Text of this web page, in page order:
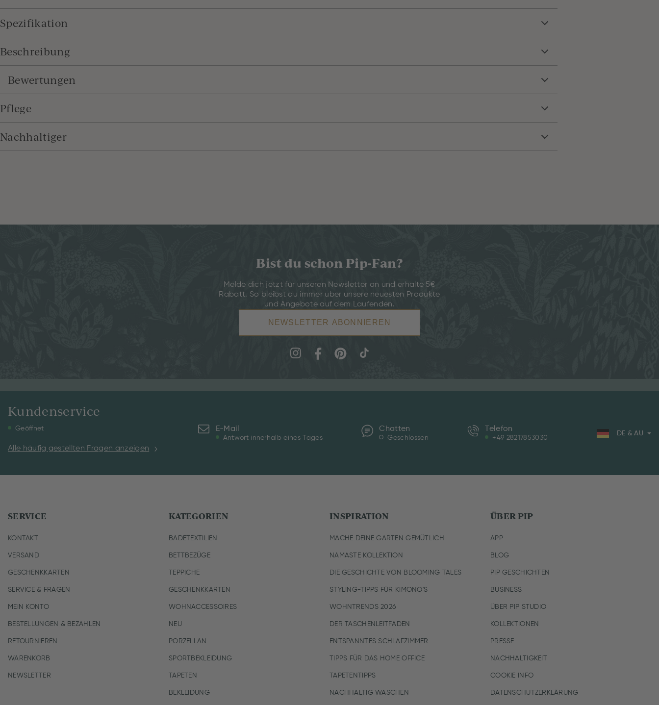
Spezifikation
Beschreibung
Bewertungen
Pflege
Nachhaltiger
Bist du schon Pip-Fan?
Melde dich jetzt für unseren Newsletter an und erhalte 5€
Rabatt. So bleibst du immer über unsere neuesten Produkte
und Angebote auf dem Laufenden.
NEWSLETTER ABONNIEREN
Kundenservice
Geöffnet
Alle häufig gestellten Fragen anzeigen
E-Mail
Antwort innerhalb eines Tages
Chatten
Geschlossen
Telefon
+49 28217853030
DE & AU
SERVICE
KONTAKT
VERSAND
GESCHENKKARTEN
SERVICE & FRAGEN
MEIN KONTO
BESTELLUNGEN & BEZAHLEN
RETOURNIEREN
WARENKORB
NEWSLETTER
KATEGORIEN
BADETEXTILIEN
BETTBEZÜGE
TEPPICHE
GESCHENKKARTEN
WOHNACCESSOIRES
NEU
PORZELLAN
SPORTBEKLEIDUNG
TAPETEN
BEKLEIDUNG
INSPIRATION
MACHE DEINE GARTEN GEMÜTLICH
NAMASTE KOLLEKTION
DIE GESCHICHTE VON BLOOMING TALES
STYLING-TIPPS FÜR KIMONO'S
WOHNTRENDS 2026
DER TASCHENLEITFADEN
ENTSPANNTES SCHLAFZIMMER
TIPPS FÜR DAS HOME OFFICE
TAPETENTIPPS
NACHHALTIG WASCHEN
ÜBER PIP
APP
BLOG
PIP GESCHICHTEN
BUSINESS
ÜBER PIP STUDIO
KOLLEKTIONEN
PRESSE
NACHHALTIGKEIT
COOKIE INFO
DATENSCHUTZERKLÄRUNG